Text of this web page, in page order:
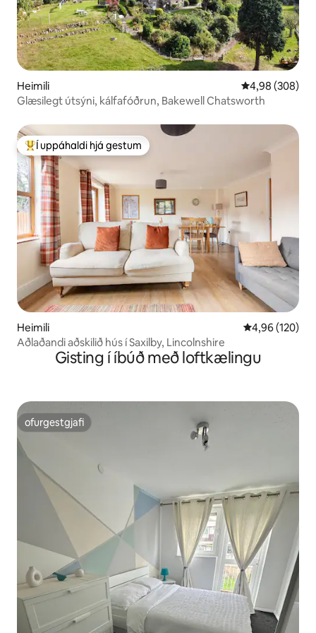
Heimili 4,98 af 5 í
4,98 (308)
Glæsilegt útsýni, kálfafóðrun, Bakewell Chatsworth
Í mestu uppáhaldi hjá gestum
Í uppáhaldi hjá gestum
Heimili 4,96 af 5 í
4,96 (120)
Aðlaðandi aðskilið hús í Saxilby, Lincolnshire
Gisting í íbúð með loftkælingu
ofurgestgjafi
ofurgestgjafi